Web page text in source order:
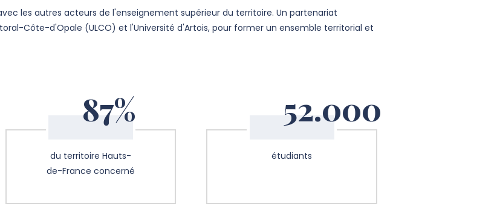
les autres acteurs de l'enseignement supérieur du territoire. Un partenariat
Côte-d'Opale (ULCO) et l'Université d'Artois, pour former un ensemble territorial et
87%
du territoire Hauts-
de-France concerné
52.000
étudiants